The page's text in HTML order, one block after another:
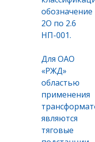
обозначение
2О по 2.6
НП-001.
Для ОАО
«РЖД»
областью
применения
являются
тяговые